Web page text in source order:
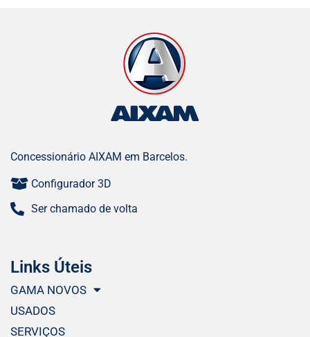
Concessionário AIXAM em Barcelos.
Configurador 3D
Ser chamado de volta
Links Úteis
GAMA NOVOS
USADOS
SERVIÇOS